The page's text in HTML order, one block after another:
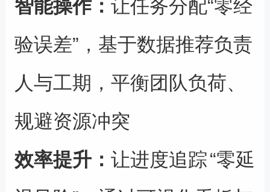
智能操作： 让任务分配“零经
验误差” ，基于数据推荐负责
人与工期，平衡团队负荷、
规避资源冲突
效率提升： 让进度追踪“零延